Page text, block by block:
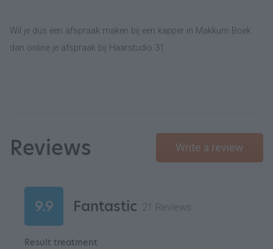
Wil je dus een afspraak maken bij een kapper in Makkum Boek
dan online je afspraak bij Haarstudio 31
Reviews Write a review
9.9 Fantastic 21 Reviews
Result treatment